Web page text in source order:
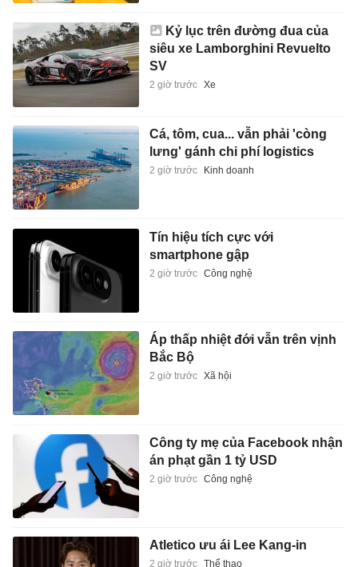
Kỷ lục trên đường đua của
siêu xe Lamborghini Revuelto
SV
2 giờ trước Xe
Cá, tôm, cua... vẫn phải 'còng
lưng' gánh chi phí logistics
2 giờ trước Kinh doanh
Tín hiệu tích cực với
smartphone gập
2 giờ trước Công nghệ
Áp thấp nhiệt đới vẫn trên vịnh
Bắc Bộ
2 giờ trước Xã hội
Công ty mẹ của Facebook nhận
án phạt gần 1 tỷ USD
2 giờ trước Công nghệ
Atletico ưu ái Lee Kang-in
2 giờ trước Thể thao